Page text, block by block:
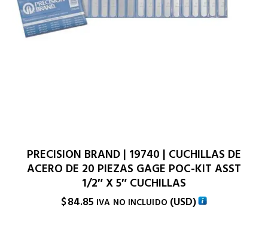
PRECISION BRAND | 19740 | CUCHILLAS DE
ACERO DE 20 PIEZAS GAGE POC-KIT ASST
1/2″ X 5″ CUCHILLAS
$84.85 IVA NO INCLUIDO (USD)